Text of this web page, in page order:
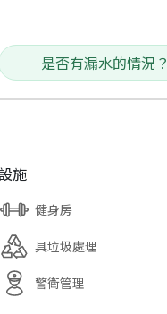
是否有漏水的情況？
設施
健身房
具垃圾處理
警衛管理